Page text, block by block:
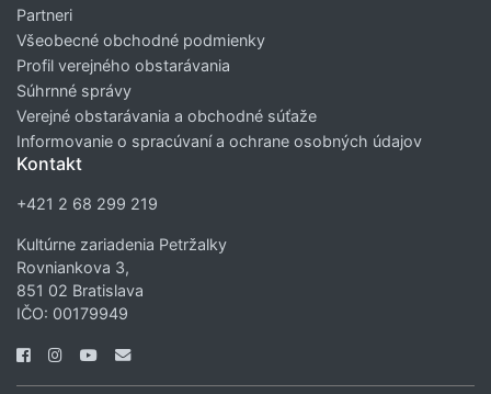
Partneri
Všeobecné obchodné podmienky
Profil verejného obstarávania
Súhrnné správy
Verejné obstarávania a obchodné súťaže
Informovanie o spracúvaní a ochrane osobných údajov
Kontakt
+421 2 68 299 219
Kultúrne zariadenia Petržalky
Rovniankova 3,
851 02 Bratislava
IČO: 00179949